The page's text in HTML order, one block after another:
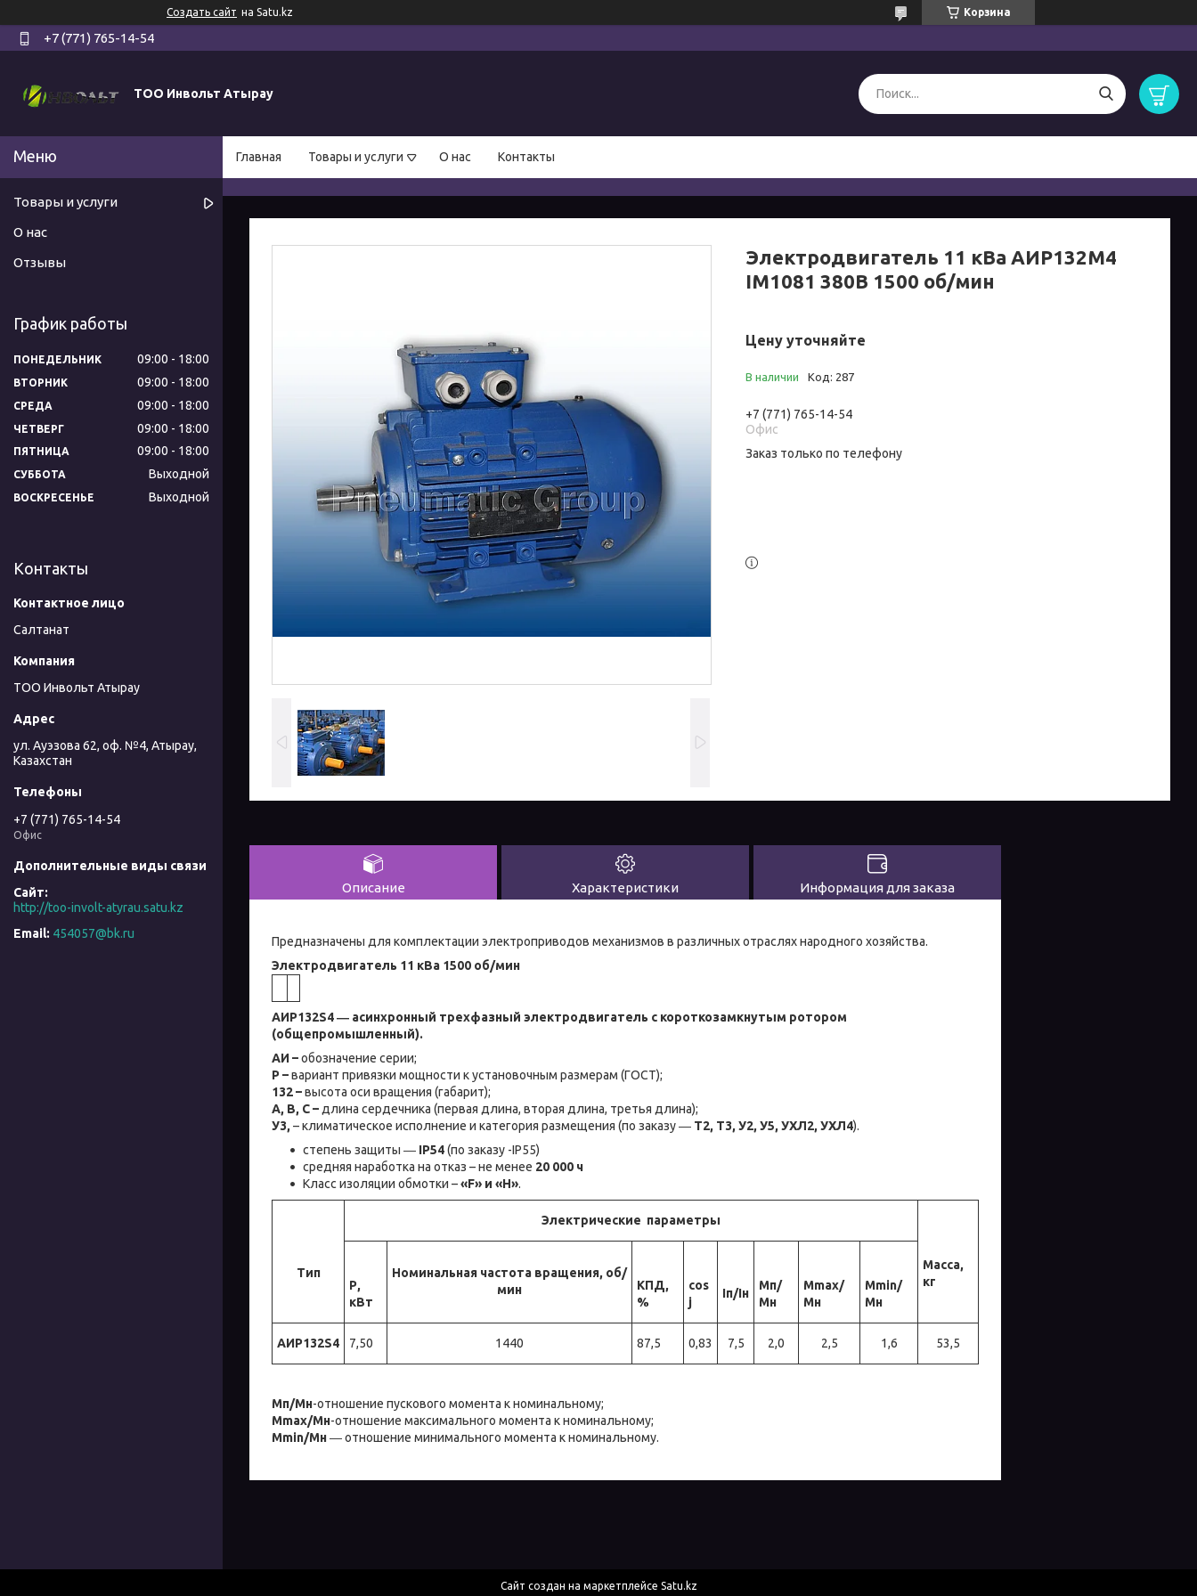
Создать сайт на Satu.kz Корзина
+7 (771) 765-14-54
ТОО Инвольт Атырау
Главная Товары и услуги О нас Контакты
Электродвигатель 11 кВа АИР132M4
IM1081 380B 1500 об/мин
Цену уточняйте
В наличии Код: 287
+7 (771) 765-14-54
Офис
Заказ только по телефону
Описание Характеристики Информация для заказа
Предназначены для комплектации электроприводов механизмов в различных отраслях народного хозяйства.
Электродвигатель 11 кВа 1500 об/мин
АИР132S4 ― асинхронный трехфазный электродвигатель с короткозамкнутым ротором
(общепромышленный).
АИ –обозначение серии;
Р –вариант привязки мощности к установочным размерам (ГОСТ);
132 –высота оси вращения (габарит);
А, В, С – длина сердечника (первая длина, вторая длина, третья длина);
У3, – климатическое исполнение и категория размещения (по заказу ― Т2, Т3, У2, У5, УХЛ2, УХЛ4).
cтепень защиты ― IP54(по заказу -IP55)
средняя наработка на отказ – не менее 20 000 ч
Класс изоляции обмотки –«F» и «H».
Тип
Электрические параметры
Масса,
кг
Р,
кВт
Номинальная частота вращения, об/
мин
КПД,
%
cos
j
Iп/Iн
Мп/
Мн
Мmax/
Мн
Мmin/
Мн
АИР132S4 7,50 1440 87,5 0,83 7,5 2,0 2,5 1,6 53,5
Мп/Мн-отношение пускового момента к номинальному;
Мmax/Mн-отношение максимального момента к номинальному;
Мmin/Mн― отношение минимального момента к номинальному.
Товары и услуги
О нас
Отзывы
График работы
ПОНЕДЕЛЬНИК 09:00 18:00
ВТОРНИК 09:00 18:00
СРЕДА 09:00 18:00
ЧЕТВЕРГ 09:00 18:00
ПЯТНИЦА 09:00 18:00
СУББОТА Выходной
ВОСКРЕСЕНЬЕ Выходной
Контакты
Салтанат
ТОО Инвольт Атырау
ул. Ауэзова 62, оф. №4, Атырау,
Казахстан
+7 (771) 765-14-54
Офис
http://too-involt-atyrau.satu.kz
454057@bk.ru
Сайт создан на маркетплейсе Satu.kz